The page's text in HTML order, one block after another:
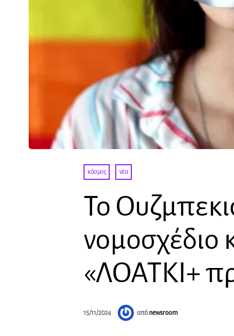
κόσμος · νέα
Το
νομοσχέδιο
«ΛΟΑΤΚΙ+
15/11/2024 από newsroom